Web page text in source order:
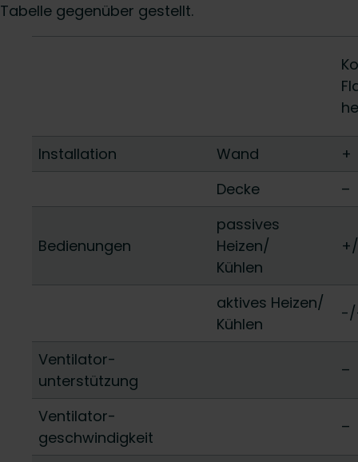
Tabelle gegenüber gestellt.
Installation Wand
+
Decke
–
Bedienungen
passives
Heizen/
Kühlen
aktives Heizen/
Kühlen
Ventilator-
unterstützung
–
Ventilator-
geschwindigkeit
–